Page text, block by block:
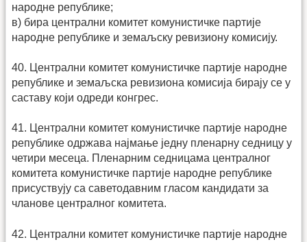
народне републике;
в) бира централни комитет комунистичке партије
народне републике и земаљску ревизиону комисију.
40. Централни комитет комунистичке партије народне
републике и земаљска ревизиона комисија бирају се у
саставу који одреди конгрес.
41. Централни комитет комунистичке партије народне
републике одржава најмање једну пленарну седницу у
четири месеца. Пленарним седницама централног
комитета комунистичке партије народне републике
присуствују са саветодавним гласом кандидати за
чланове централног комитета.
42. Централни комитет комунистичке партије народне